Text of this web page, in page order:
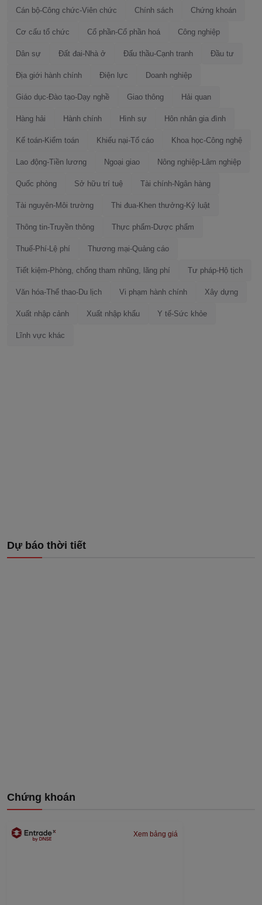
Cán bộ-Công chức-Viên chức Chính sách Chứng khoán
Cơ cấu tổ chức Cổ phần-Cổ phần hoá Công nghiệp
Dân sự Đất đai-Nhà ở Đấu thầu-Cạnh tranh Đầu tư
Địa giới hành chính Điện lực Doanh nghiệp
Giáo dục-Đào tạo-Dạy nghề Giao thông Hải quan
Hàng hải Hành chính Hình sự Hôn nhân gia đình
Kế toán-Kiểm toán Khiếu nại-Tố cáo Khoa học-Công nghệ
Lao động-Tiền lương Ngoại giao Nông nghiệp-Lâm nghiệp
Quốc phòng Sở hữu trí tuệ Tài chính-Ngân hàng
Tài nguyên-Môi trường Thi đua-Khen thưởng-Kỷ luật
Thông tin-Truyền thông Thực phẩm-Dược phẩm
Thuế-Phí-Lệ phí Thương mại-Quảng cáo
Tiết kiệm-Phòng, chống tham nhũng, lãng phí Tư pháp-Hộ tịch
Văn hóa-Thể thao-Du lịch Vi phạm hành chính Xây dựng
Xuất nhập cảnh Xuất nhập khẩu Y tế-Sức khỏe
Lĩnh vực khác
Dự báo thời tiết
Chứng khoán
Xem bảng giá